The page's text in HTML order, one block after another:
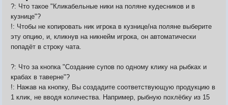
?: Что такое "Кликабельные ники на поляне кудесников и в
кузнице"?
!: Чтобы не копировать ник игрока в кузнице/на поляне выберите
эту опцию, и, кликнув на никнейм игрока, он автоматически
попадёт в строку чата.
?: Что за кнопка "Создание супов по одному клику на рыбках и
крабах в таверне"?
!: Нажав на кнопку, Вы создадите соответствующую продукцию в
1 клик, не вводя количества. Например, рыбную похлёбку из 15